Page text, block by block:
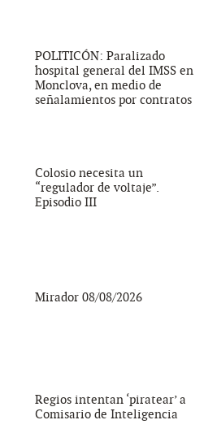
POLITICÓN: Paralizado
hospital general del IMSS en
Monclova, en medio de
señalamientos por contratos
Colosio necesita un
“regulador de voltaje”.
Episodio III
Mirador 08/08/2026
Regios intentan ‘piratear’ a
Comisario de Inteligencia